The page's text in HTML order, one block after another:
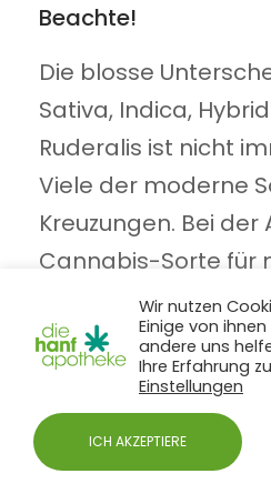
Beachte!
Die blosse
Sativa, Indica,
Ruderalis ist nicht
Viele der moderne
Kreuzungen. Bei der
Cannabis-Sorte für
Zwecke ist es
spezifischen
Beschwerden zu
behandelt werden
mit denTerpenprofil
Wir nutzen
Einige von
andere uns
Ihre Erfahrung
Einstellungen
ICH AKZEPTIERE